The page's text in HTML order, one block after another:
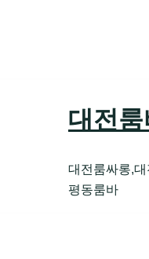
대전
대전룸싸롱,
평동룸바